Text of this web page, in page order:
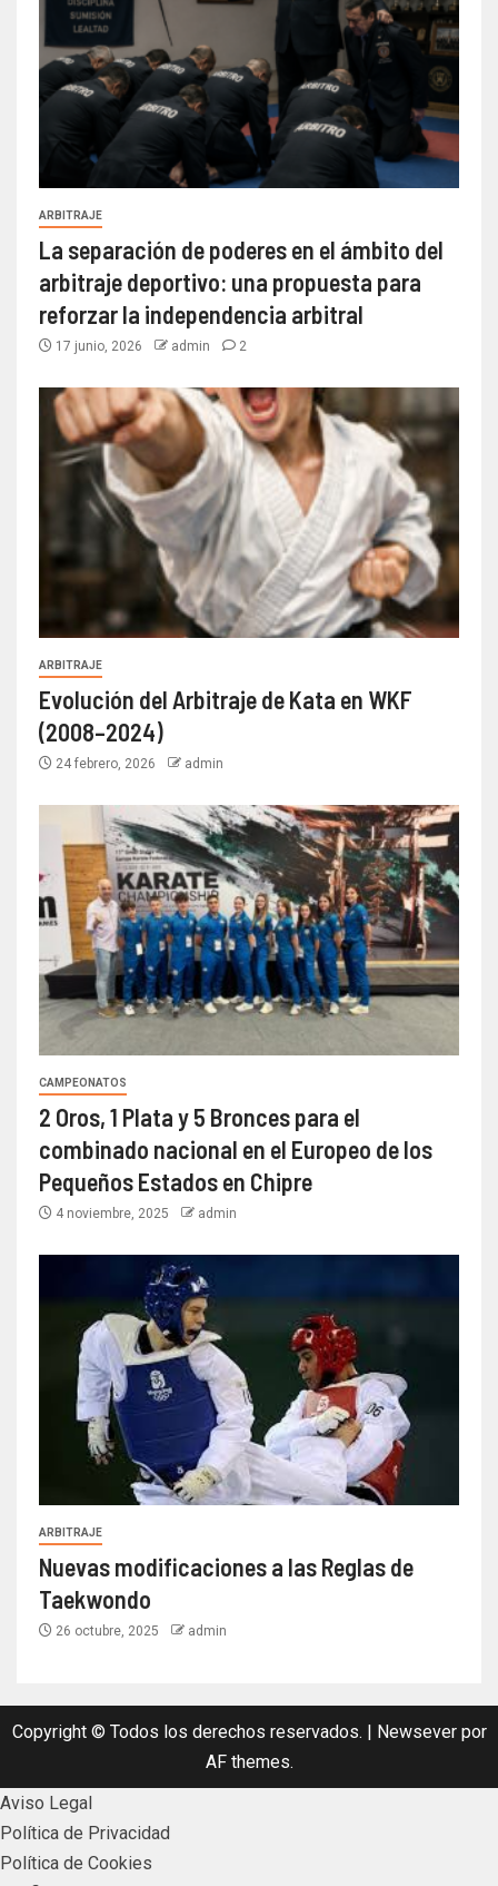
ARBITRAJE
La separación de poderes en el ámbito del
arbitraje deportivo: una propuesta para
reforzar la independencia arbitral
17 junio, 2026 admin 2
ARBITRAJE
Evolución del Arbitraje de Kata en WKF
(2008–2024)
24 febrero, 2026 admin
CAMPEONATOS
2 Oros, 1 Plata y 5 Bronces para el
combinado nacional en el Europeo de los
Pequeños Estados en Chipre
4 noviembre, 2025 admin
ARBITRAJE
Nuevas modificaciones a las Reglas de
Taekwondo
26 octubre, 2025 admin
Copyright © Todos los derechos reservados. Newseverpor
AF themes.
Aviso Legal
Política de Privacidad
Política de Cookies